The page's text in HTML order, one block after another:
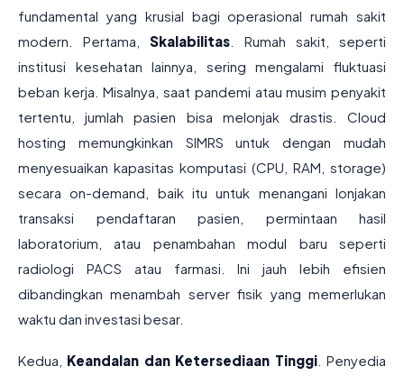
fundamental yang krusial bagi operasional rumah sakit
modern. Pertama, Skalabilitas . Rumah sakit, seperti
institusi kesehatan lainnya, sering mengalami fluktuasi
beban kerja. Misalnya, saat pandemi atau musim penyakit
tertentu, jumlah pasien bisa melonjak drastis. Cloud
hosting memungkinkan SIMRS untuk dengan mudah
menyesuaikan kapasitas komputasi (CPU, RAM, storage)
secara on-demand, baik itu untuk menangani lonjakan
transaksi pendaftaran pasien, permintaan hasil
laboratorium, atau penambahan modul baru seperti
radiologi PACS atau farmasi. Ini jauh lebih efisien
dibandingkan menambah server fisik yang memerlukan
waktu dan investasi besar.
Kedua, Keandalan dan Ketersediaan Tinggi. Penyedia